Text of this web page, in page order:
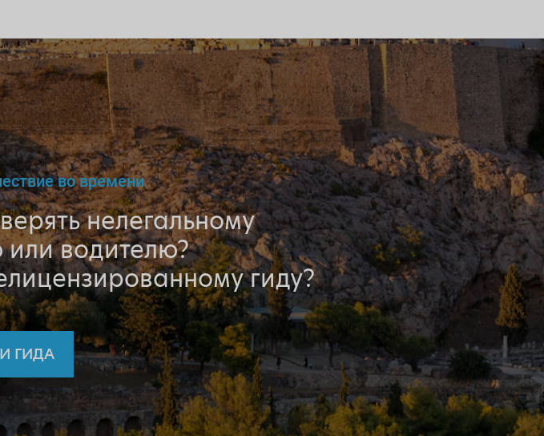
во времени
нелегальному
или водителю?
гиду?
ГИДА